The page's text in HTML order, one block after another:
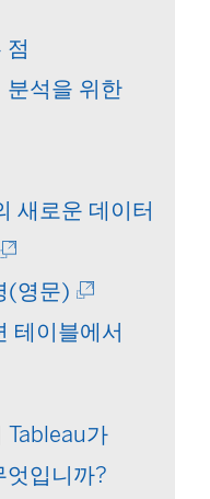
점
분석을 위한
새로운 데이터
(영문) (
링
창
테이블에서
Tableau가
엇입니까?